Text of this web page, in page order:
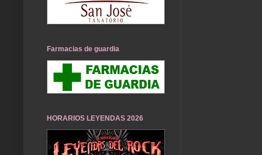
Farmacias de guardia
HORARIOS LEYENDAS 2026